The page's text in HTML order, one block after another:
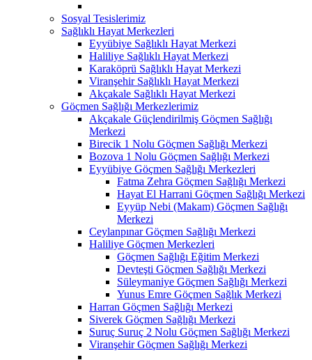
Sosyal Tesislerimiz
Sağlıklı Hayat Merkezleri
Eyyübiye Sağlıklı Hayat Merkezi
Haliliye Sağlıklı Hayat Merkezi
Karaköprü Sağlıklı Hayat Merkezi
Viranşehir Sağlıklı Hayat Merkezi
Akçakale Sağlıklı Hayat Merkezi
Göçmen Sağlığı Merkezlerimiz
Akçakale Güçlendirilmiş Göçmen Sağlığı
Merkezi
Birecik 1 Nolu Göçmen Sağlığı Merkezi
Bozova 1 Nolu Göçmen Sağlığı Merkezi
Eyyübiye Göçmen Sağlığı Merkezleri
Fatma Zehra Göçmen Sağlığı Merkezi
Hayat El Harrani Göçmen Sağlığı Merkezi
Eyyüp Nebi (Makam) Göçmen Sağlığı
Merkezi
Ceylanpınar Göçmen Sağlığı Merkezi
Haliliye Göçmen Merkezleri
Göçmen Sağlığı Eğitim Merkezi
Devteşti Göçmen Sağlığı Merkezi
Süleymaniye Göçmen Sağlığı Merkezi
Yunus Emre Göçmen Sağlık Merkezi
Harran Göçmen Sağlığı Merkezi
Siverek Göçmen Sağlığı Merkezi
Suruç Suruç 2 Nolu Göçmen Sağlığı Merkezi
Viranşehir Göçmen Sağlığı Merkezi